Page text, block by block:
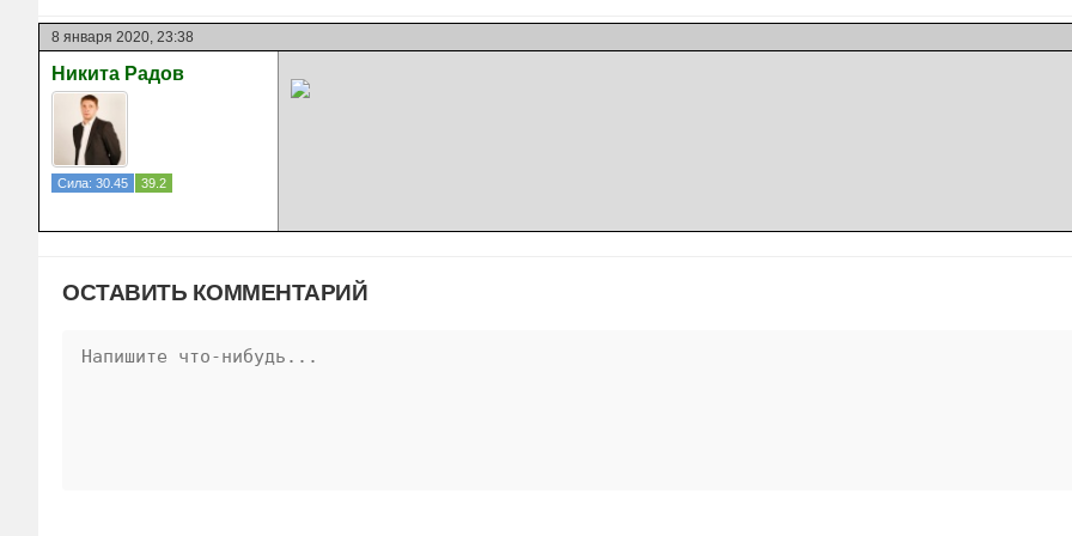
8 января 2020, 23:38
Никита Радов
Сила: 30.45 39.2
ОСТАВИТЬ КОММЕНТАРИЙ